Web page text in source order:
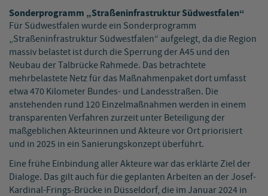
Sonderprogramm „Straßeninfrastruktur Südwestfalen“
Für Südwestfalen wurde ein Sonderprogramm
„Straßeninfrastruktur Südwestfalen“ aufgelegt, da die Region
massiv belastet ist durch die Sperrung der A45 und den
Neubau der Talbrücke Rahmede. Das betrachtete
mehrbelastete Netz für das Maßnahmenpaket dort umfasst
etwa 470 Kilometer Bundes- und Landesstraßen. Die
anstehenden rund 120 Einzelmaßnahmen werden in einem
transparenten Verfahren zurzeit unter Beteiligung der
maßgeblichen Akteurinnen und Akteure vor Ort priorisiert
und in 2025 in ein Sanierungskonzept überführt.
Eine frühe Einbindung aller Akteure war das erklärte Ziel der
Dialoge. Das gilt auch für die geplanten Arbeiten an der Josef-
Kardinal-Frings-Brücke in Düsseldorf, die im Januar 2024 in